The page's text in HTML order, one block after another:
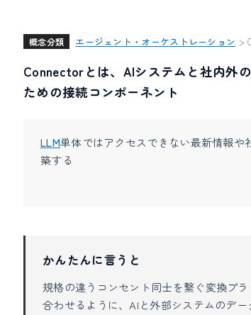
概念分類 エージェント・オーケストレーション >
Connectorとは、AIシステムと社内外
ための接続コンポーネント
LLM単体ではアクセスできない最新情報
築する
かんたんに言うと
規格の違うコンセント同士を繋ぐ変換プ
合わせるように、AIと外部システムのデ